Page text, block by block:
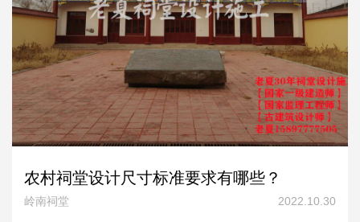
农村祠堂设计尺寸标准要求有哪些？
岭南祠堂 2022.10.30